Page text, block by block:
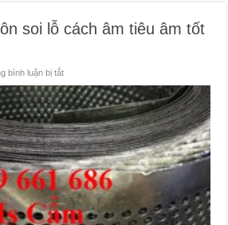
soi lỗ cách âm tiêu âm tốt
bình luận bị tắtở
soi
lỗ|
Giá
tôn
soi
lỗ
cách
âm
tiêu
âm
tốt
nhất
HCM